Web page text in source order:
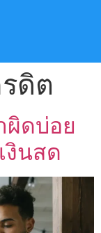
ดิต
ดบ่อย
งินสด